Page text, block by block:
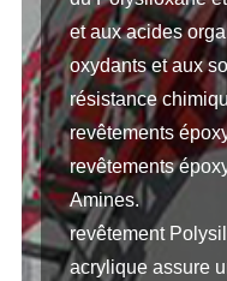
et aux acides
oxydants et aux
résistance
revêtements
revêtements
Amines.
revêtement
acrylique assure